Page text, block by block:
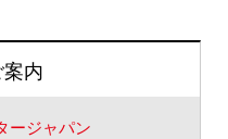
内
ージャパン